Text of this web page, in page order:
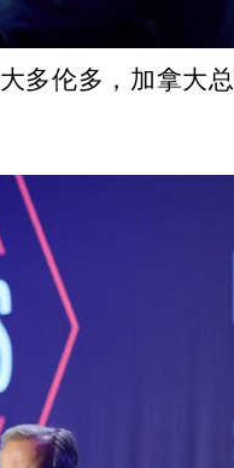
多伦多，加拿大